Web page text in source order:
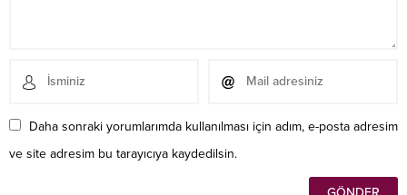
Daha sonraki yorumlarımda kullanılması için adım, e-posta adresim
ve site adresim bu tarayıcıya kaydedilsin.